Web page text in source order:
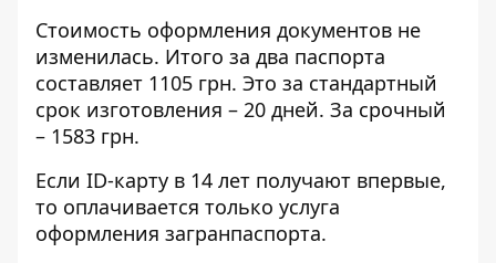
Стоимость оформления документов не
изменилась. Итого за два паспорта
составляет 1105 грн. Это за стандартный
срок изготовления – 20 дней. За срочный
– 1583 грн.
Если ID-карту в 14 лет получают впервые,
то оплачивается только услуга
оформления загранпаспорта.